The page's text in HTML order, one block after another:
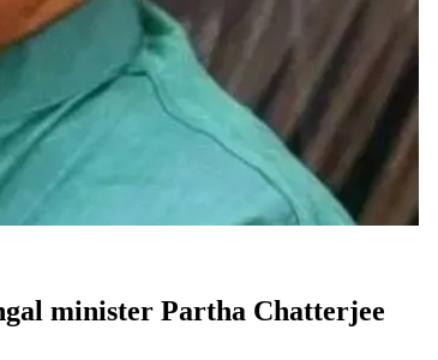
minister Partha Chatterjee